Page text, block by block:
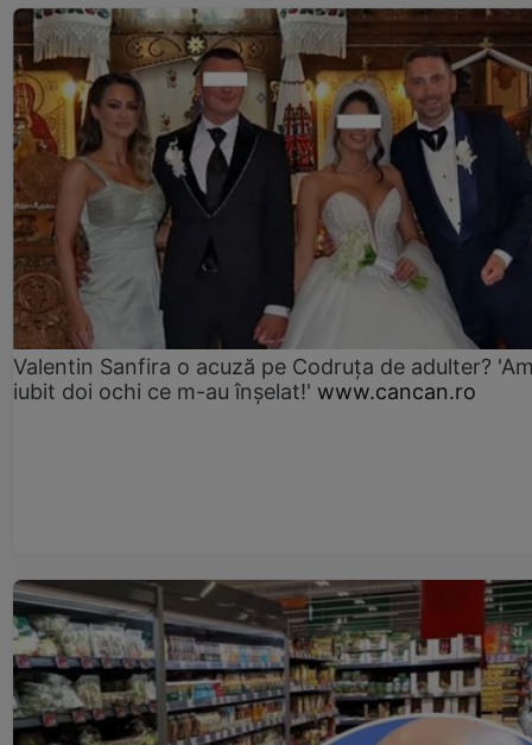
Valentin Sanfira o acuză pe Codruța de adulter?
iubit doi ochi ce m-au înșelat!' www.cancan.ro